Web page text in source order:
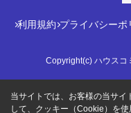
利用規約 プライバシーポ
Copyright(c) ハウスコ
当サイトでは、お客様の当サイ
して、クッキー（Cookie）を使